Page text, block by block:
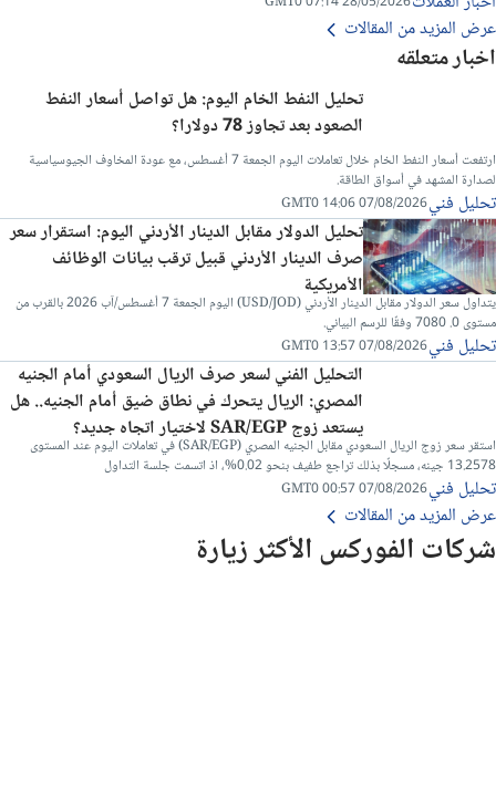
شركات الفوركس الأكثر زيارة
عرض المزيد من المقالات
اخبار متعلقه
تحليل النفط الخام اليوم: هل تواصل أسعار النفط
الصعود بعد تجاوز 78 دولارا؟
ارتفعت أسعار النفط الخام خلال تعاملات اليوم الجمعة 7 أغسطس، مع عودة المخاوف الجيوسياسية
لصدارة المشهد في أسواق الطاقة.
تحليل فني07/08/2026 14:06 GMT0
تحليل الدولار مقابل الدينار الأردني اليوم: استقرار سعر
صرف الدينار الأردني قبيل ترقب بيانات الوظائف
الأمريكية
يتداول سعر الدولار مقابل الدينار الأردني (USD/JOD) اليوم الجمعة 7 أغسطس/آب 2026 بالقرب من
مستوى 0. 7080 وفقًا للرسم البياني.
تحليل فني07/08/2026 13:57 GMT0
التحليل الفني لسعر صرف الريال السعودي أمام الجنيه
المصري: الريال يتحرك في نطاق ضيق أمام الجنيه.. هل
يستعد زوج SAR/EGP لاختيار اتجاه جديد؟
استقر سعر زوج الريال السعودي مقابل الجنيه المصري (SAR/EGP) في تعاملات اليوم عند المستوى
13.2578 جينه، مسجلًا بذلك تراجع طفيف بنحو 0.02%، اذ اتسمت جلسة التداول
تحليل فني07/08/2026 00:57 GMT0
عرض المزيد من المقالات